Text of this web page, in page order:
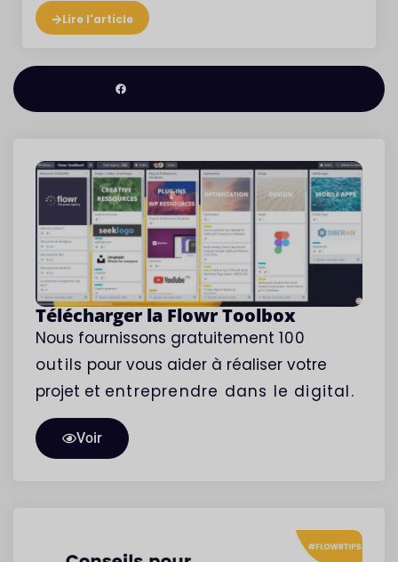
Télécharger la Flowr Toolbox
Nous fournissons gratuitement 100
outils pour vous aider à réaliser votre
projet et entreprendre dans le digital.
Voir
Lire l'article